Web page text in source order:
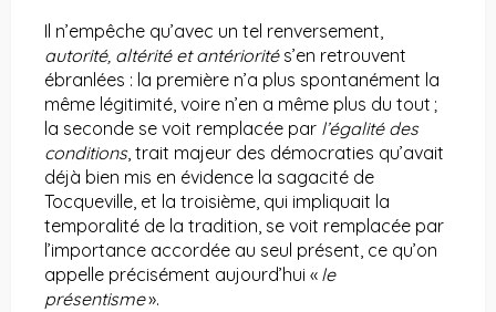
Il n’empêche qu’avec un tel renversement,
autorité, altérité et antériorités’en retrouvent
ébranlées : la première n’a plus spontanément la
même légitimité, voire n’en a même plus du tout ;
la seconde se voit remplacée par l’égalité des
conditions, trait majeur des démocraties qu’avait
déjà bien mis en évidence la sagacité de
Tocqueville, et la troisième, qui impliquait la
temporalité de la tradition, se voit remplacée par
l’importance accordée au seul présent, ce qu’on
appelle précisément aujourd’hui « le
présentisme».